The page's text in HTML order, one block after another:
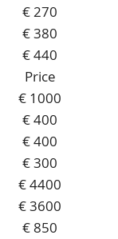
€ 270
€ 380
€ 440
Price
€ 1000
€ 400
€ 400
€ 300
€ 4400
€ 3600
€ 850